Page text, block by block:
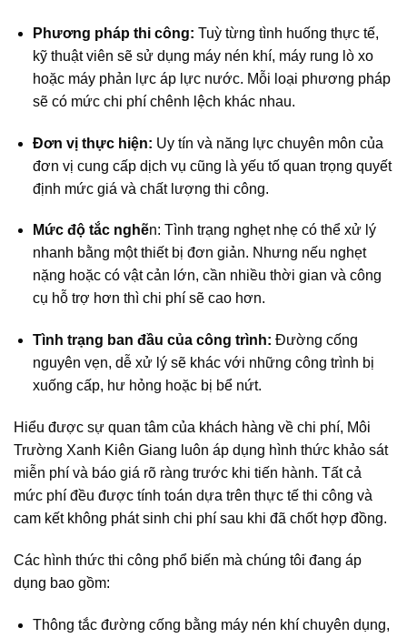
Phương pháp thi công: Tuỳ từng tình huống thực tế,
kỹ thuật viên sẽ sử dụng máy nén khí, máy rung lò xo
hoặc máy phản lực áp lực nước. Mỗi loại phương pháp
sẽ có mức chi phí chênh lệch khác nhau.
Đơn vị thực hiện: Uy tín và năng lực chuyên môn của
đơn vị cung cấp dịch vụ cũng là yếu tố quan trọng quyết
định mức giá và chất lượng thi công.
Mức độ tắc nghẽn: Tình trạng nghẹt nhẹ có thể xử lý
nhanh bằng một thiết bị đơn giản. Nhưng nếu nghẹt
nặng hoặc có vật cản lớn, cần nhiều thời gian và công
cụ hỗ trợ hơn thì chi phí sẽ cao hơn.
Tình trạng ban đầu của công trình: Đường cống
nguyên vẹn, dễ xử lý sẽ khác với những công trình bị
xuống cấp, hư hỏng hoặc bị bể nứt.
Hiểu được sự quan tâm của khách hàng về chi phí, Môi
Trường Xanh Kiên Giang luôn áp dụng hình thức khảo sát
miễn phí và báo giá rõ ràng trước khi tiến hành. Tất cả
mức phí đều được tính toán dựa trên thực tế thi công và
cam kết không phát sinh chi phí sau khi đã chốt hợp đồng.
Các hình thức thi công phổ biến mà chúng tôi đang áp
dụng bao gồm:
Thông tắc đường cống bằng máy nén khí chuyên dụng,